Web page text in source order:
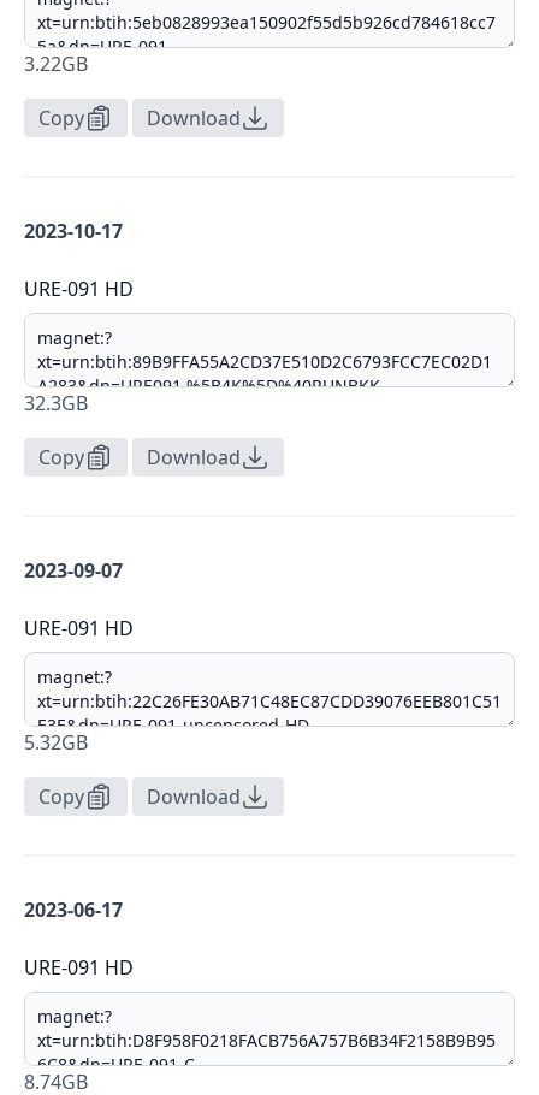
3.22GB
Copy Download
2023-10-17
URE-091 HD
32.3GB
Copy Download
2023-09-07
URE-091 HD
5.32GB
Copy Download
2023-06-17
URE-091 HD
8.74GB